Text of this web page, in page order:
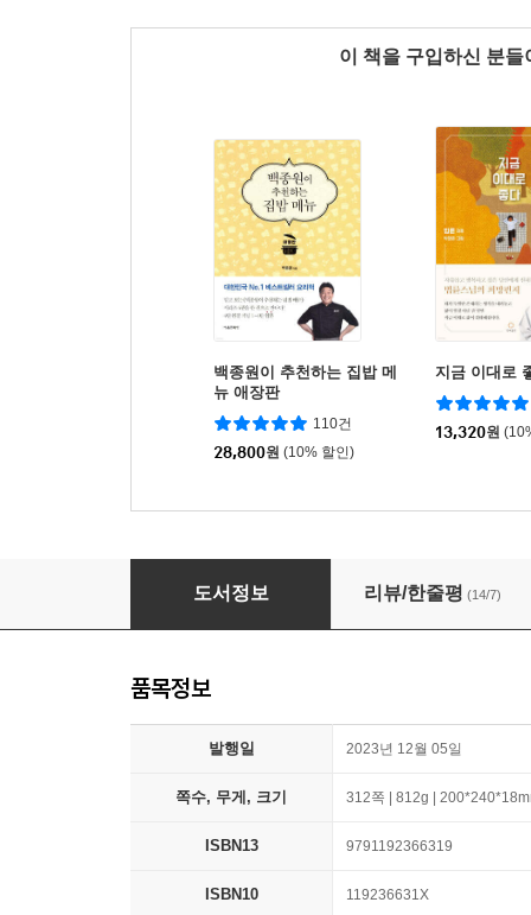
이 책을 구입하신 분
백종원이 추천하는 집밥 메
뉴 애장판
110건
28,800원 (10% 할인)
지금 이대로
13,320원
골고루 식습관 유아식
도서정보 리뷰/한줄평 (14/7)
품목정보
발행일 2023년 12월 05일
쪽수, 무게, 크기 312쪽 | 812g |
ISBN13 9791192366319
ISBN10 119236631X